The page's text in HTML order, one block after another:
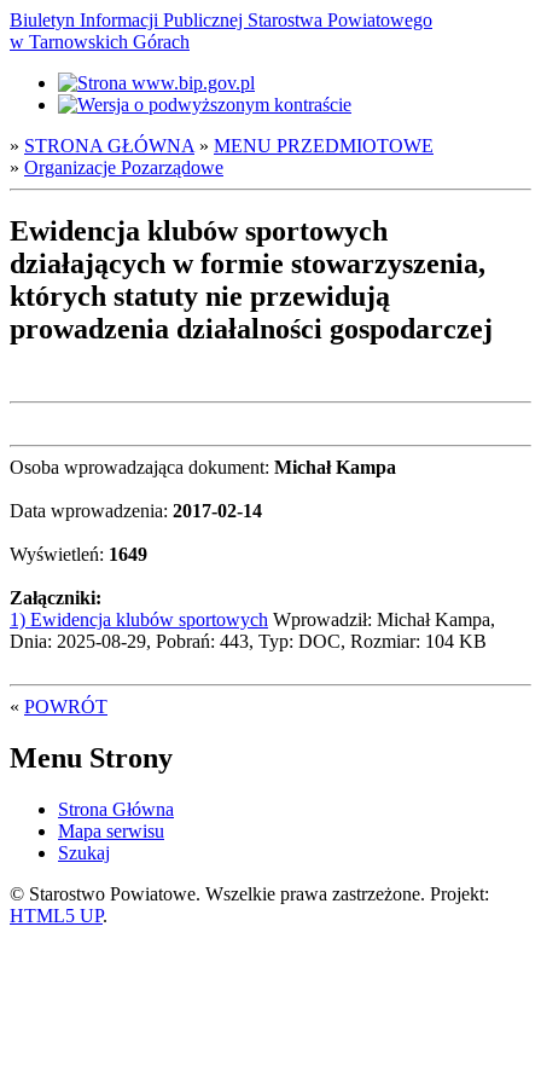
Biuletyn Informacji Publicznej Starostwa Powiatowego
w Tarnowskich Górach
» STRONA GŁÓWNA » MENU PRZEDMIOTOWE
» Organizacje Pozarządowe
Ewidencja klubów sportowych
działających w formie stowarzyszenia,
których statuty nie przewidują
prowadzenia działalności gospodarczej
Osoba wprowadzająca dokument: Michał Kampa
Data wprowadzenia: 2017-02-14
Wyświetleń: 1649
Załączniki:
1) Ewidencja klubów sportowych Wprowadził: Michał Kampa,
Dnia: 2025-08-29, Pobrań: 443, Typ: DOC, Rozmiar: 104 KB
« POWRÓT
Menu Strony
Strona Główna
Mapa serwisu
Szukaj
© Starostwo Powiatowe. Wszelkie prawa zastrzeżone. Projekt:
HTML5 UP.